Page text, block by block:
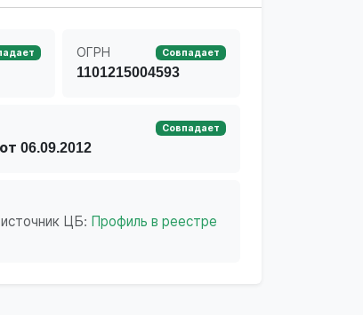
ОГРН Совпадает
1101215004593
Совпадает
06.09.2012
источник ЦБ: Профиль в реестре